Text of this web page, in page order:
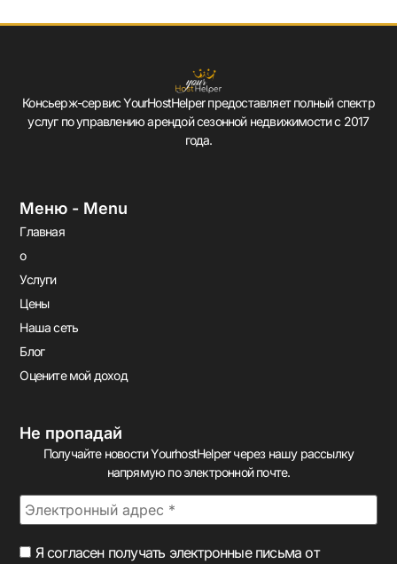
Консьерж-сервис YourHostHelper предоставляет полный спектр
услуг по управлению арендой сезонной недвижимости с 2017
года.
Меню - Menu
Главная
о
Услуги
Цены
Наша сеть
Блог
Оцените мой доход
Не пропадай
Получайте новости YourhostHelper через нашу рассылку
напрямую по электронной почте.
Я согласен получать электронные письма от